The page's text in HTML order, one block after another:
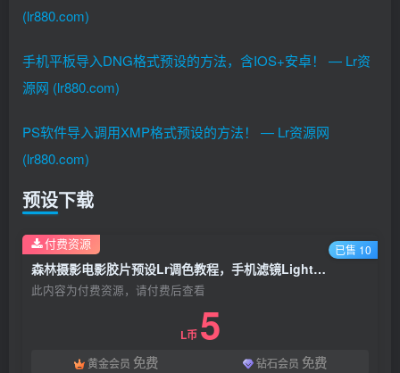
(lr880.com)
手机平板导入DNG格式预设的方法，含IOS+安卓！ — Lr资
源网 (lr880.com)
PS软件导入调用XMP格式预设的方法！ — Lr资源网
(lr880.com)
预设下载
森林摄影电影胶片预设Lr调色教程，手机滤镜Lightroom+Ps预设下载！
此内容为付费资源，请付费后查看
L币 5
黄金会员 免费 钻石会员 免费
付费资源 已售 10